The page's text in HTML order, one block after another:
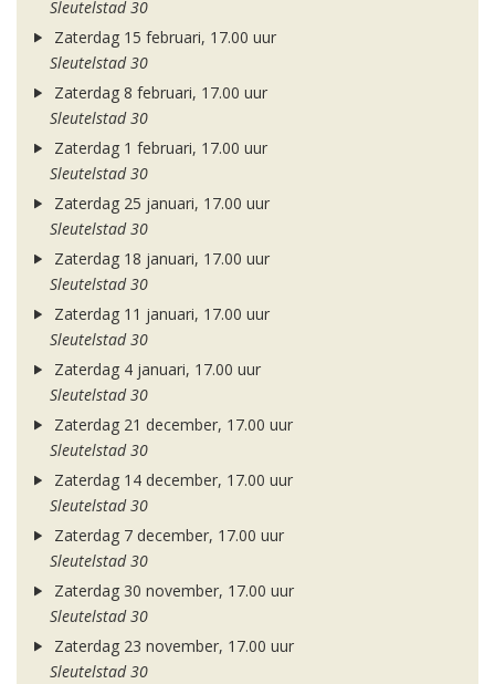
Sleutelstad 30
Zaterdag 15 februari, 17.00 uur
Sleutelstad 30
Zaterdag 8 februari, 17.00 uur
Sleutelstad 30
Zaterdag 1 februari, 17.00 uur
Sleutelstad 30
Zaterdag 25 januari, 17.00 uur
Sleutelstad 30
Zaterdag 18 januari, 17.00 uur
Sleutelstad 30
Zaterdag 11 januari, 17.00 uur
Sleutelstad 30
Zaterdag 4 januari, 17.00 uur
Sleutelstad 30
Zaterdag 21 december, 17.00 uur
Sleutelstad 30
Zaterdag 14 december, 17.00 uur
Sleutelstad 30
Zaterdag 7 december, 17.00 uur
Sleutelstad 30
Zaterdag 30 november, 17.00 uur
Sleutelstad 30
Zaterdag 23 november, 17.00 uur
Sleutelstad 30